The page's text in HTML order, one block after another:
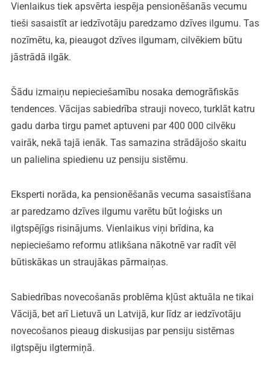
Vienlaikus tiek apsvērta iespēja pensionēšanās vecumu
tieši sasaistīt ar iedzīvotāju paredzamo dzīves ilgumu. Tas
nozīmētu, ka, pieaugot dzīves ilgumam, cilvēkiem būtu
jāstrādā ilgāk.
Šādu izmaiņu nepieciešamību nosaka demogrāfiskās
tendences. Vācijas sabiedrība strauji noveco, turklāt katru
gadu darba tirgu pamet aptuveni par 400 000 cilvēku
vairāk, nekā tajā ienāk. Tas samazina strādājošo skaitu
un palielina spiedienu uz pensiju sistēmu.
Eksperti norāda, ka pensionēšanās vecuma sasaistīšana
ar paredzamo dzīves ilgumu varētu būt loģisks un
ilgtspējīgs risinājums. Vienlaikus viņi brīdina, ka
nepieciešamo reformu atlikšana nākotnē var radīt vēl
būtiskākas un straujākas pārmaiņas.
Sabiedrības novecošanās problēma kļūst aktuāla ne tikai
Vācijā, bet arī Lietuvā un Latvijā, kur līdz ar iedzīvotāju
novecošanos pieaug diskusijas par pensiju sistēmas
ilgtspēju ilgtermiņā.